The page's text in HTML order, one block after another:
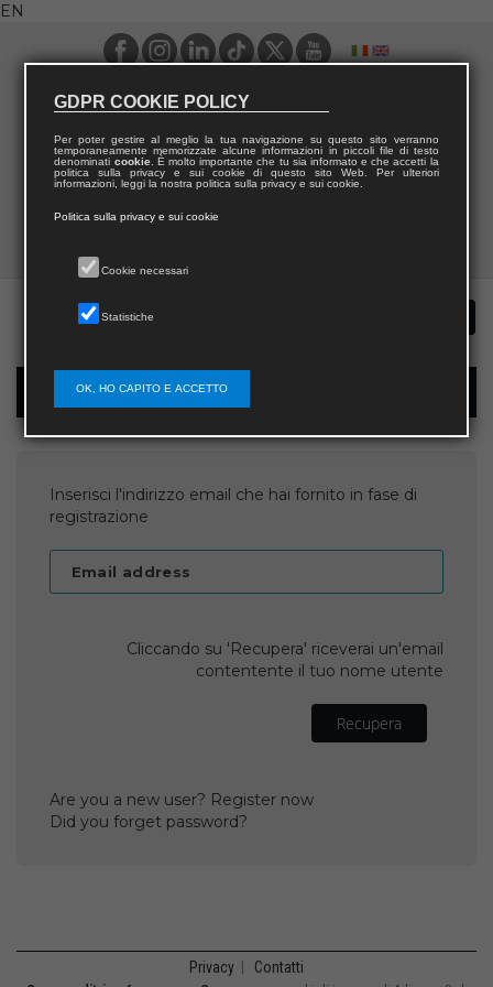
EN
Username recovery
Inserisci l'indirizzo email che hai fornito in fase di
registrazione
Email address
Cliccando su 'Recupera' riceverai un'email
contentente il tuo nome utente
Recupera
Are you a new user? Register now
Did you forget password?
Privacy Contatti
GDPR COOKIE POLICY
Per poter gestire al meglio la tua navigazione su questo sito verranno
temporaneamente memorizzate alcune informazioni in piccoli file di testo
denominati cookie. È molto importante che tu sia informato e che accetti la
politica sulla privacy e sui cookie di questo sito Web. Per ulteriori
informazioni, leggi la nostra politica sulla privacy e sui cookie.
Politica sulla privacy e sui cookie
Cookie necessari
Statistiche
OK, HO CAPITO E ACCETTO